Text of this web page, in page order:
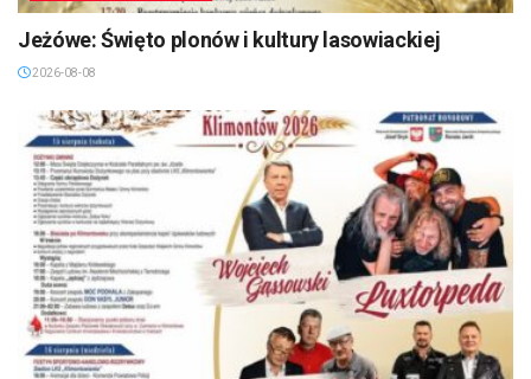
Jeżówe: Święto plonów i kultury lasowiackiej
2026-08-08